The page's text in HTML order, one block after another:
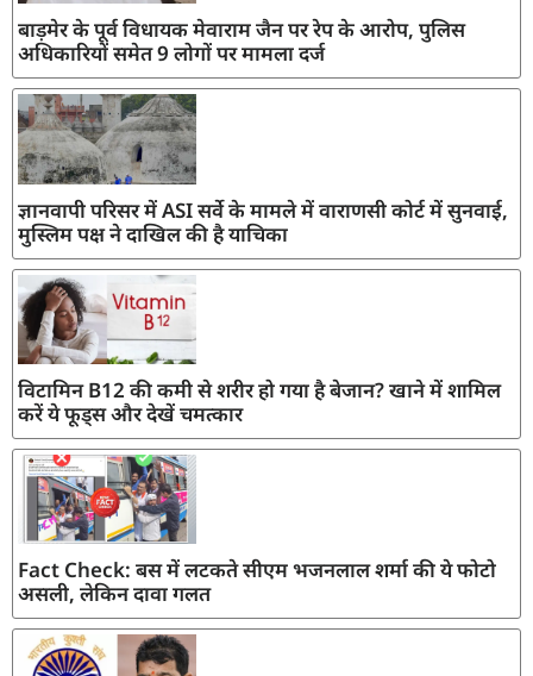
बाड़मेर के पूर्व विधायक मेवाराम जैन पर रेप के आरोप, पुलिस
अधिकारियों समेत 9 लोगों पर मामला दर्ज
ज्ञानवापी परिसर में ASI सर्वे के मामले में वाराणसी कोर्ट में सुनवाई,
मुस्लिम पक्ष ने दाखिल की है याचिका
विटामिन B12 की कमी से शरीर हो गया है बेजान? खाने में शामिल
करें ये फूड्स और देखें चमत्कार
Fact Check: बस में लटकते सीएम भजनलाल शर्मा की ये फोटो
असली, लेकिन दावा गलत